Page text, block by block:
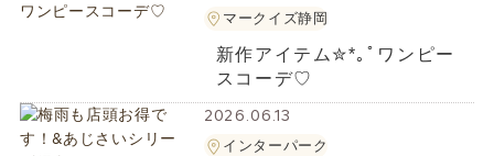
マークイズ静岡
新作アイテム✮*｡ﾟワンピー
スコーデ♡
2026.06.13
インターパーク